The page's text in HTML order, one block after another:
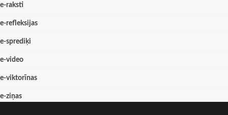
e-raksti
e-refleksijas
e-sprediķi
e-video
e-viktorīnas
e-ziņas